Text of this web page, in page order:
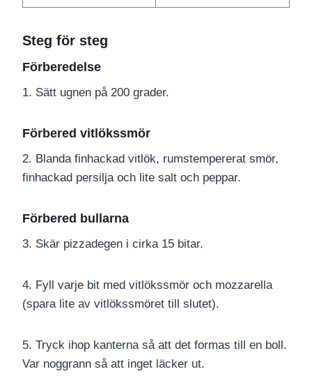
Steg för steg
Förberedelse
1. Sätt ugnen på 200 grader.
Förbered vitlökssmör
2. Blanda finhackad vitlök, rumstempererat smör,
finhackad persilja och lite salt och peppar.
Förbered bullarna
3. Skär pizzadegen i cirka 15 bitar.
4. Fyll varje bit med vitlökssmör och mozzarella
(spara lite av vitlökssmöret till slutet).
5. Tryck ihop kanterna så att det formas till en boll.
Var noggrann så att inget läcker ut.